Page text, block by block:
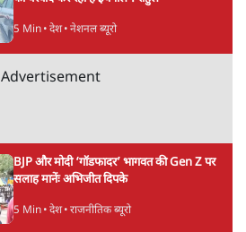
5 Min• देश• नेशनल ब्यूरो
Advertisement
BJP और मोदी ‘गॉडफादर’ भागवत की Gen Z पर
सलाह मानेंः अभिजीत दिपके
5 Min• देश• राजनीतिक ब्यूरो